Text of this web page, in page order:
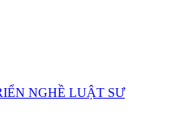
NGHỀ LUẬT SƯ